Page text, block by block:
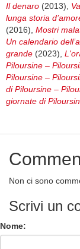
Il denaro (2013),
lunga storia
(2016), Mostri
Un calendario
grande (2023),
Piloursine –
Piloursine –
di Piloursine –
giornate di
Non ci sono
Scrivi un
Nome: